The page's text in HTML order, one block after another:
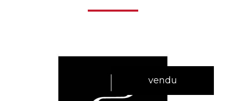
vendu